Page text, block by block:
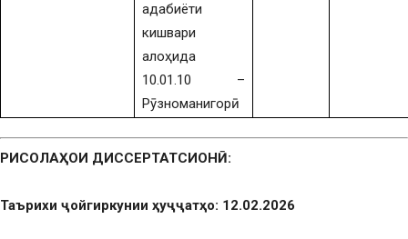
адабиёти
кишвари
алоҳида
10.01.10 –
Рӯзноманигорӣ
РИСОЛАҲОИ ДИССЕРТАТСИОНӢ:
Таърихи ҷойгиркунии ҳуҷҷатҳо: 12.02.2026